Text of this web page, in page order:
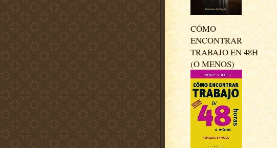
CÓMO
ENCONTRAR
TRABAJO EN 48H
(O MENOS)